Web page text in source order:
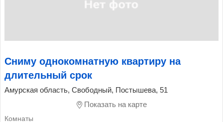
Сниму однокомнатную квартиру на
длительный срок
Амурская область, Свободный, Постышева, 51
Показать на карте